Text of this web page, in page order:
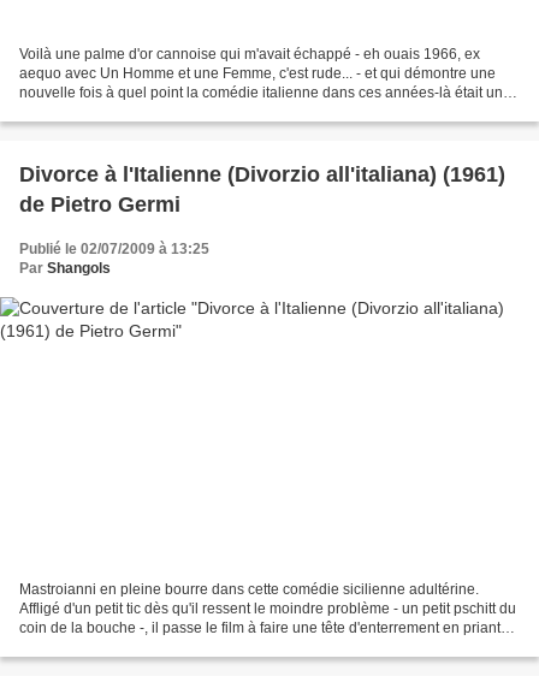
Voilà une palme d'or cannoise qui m'avait échappé - eh ouais 1966, ex
aequo avec Un Homme et une Femme, c'est rude... - et qui démontre une
nouvelle fois à quel point la comédie italienne dans ces années-là était un
Divorce à l'Italienne (Divorzio all'italiana) (1961)
de Pietro Germi
Publié le 02/07/2009 à 13:25
Par Shangols
Mastroianni en pleine bourre dans cette comédie sicilienne adultérine.
Affligé d'un petit tic dès qu'il ressent le moindre problème - un petit pschitt du
coin de la bouche -, il passe le film à faire une tête d'enterrement en priant